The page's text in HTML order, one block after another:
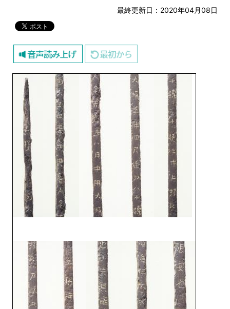
最終更新日：2020年04月08日